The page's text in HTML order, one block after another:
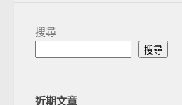
搜尋
搜尋
近期文章